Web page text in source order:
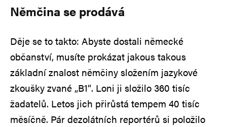
Němčina se prodává
Děje se to takto: Abyste dostali německé
občanství, musíte prokázat jakous takous
základní znalost němčiny složením jazykové
zkoušky zvané „B1“. Loni ji složilo 360 tisíc
žadatelů. Letos jich přirůstá tempem 40 tisíc
měsíčně. Pár dezolátních reportérů si položilo